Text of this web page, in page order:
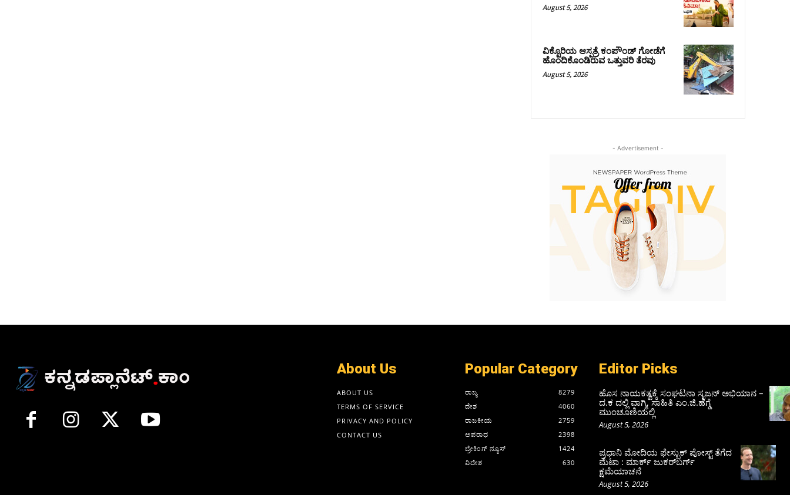
August 5, 2026
ವಿಕ್ಟೊರಿಯ ಆಸ್ಪತ್ರೆ ಕಂಪೌಂಡ್ ಗೋಡೆಗೆ
ಹೊಂದಿಕೊಂಡಿರುವ ಒತ್ತುವರಿ ತೆರವು
August 5, 2026
- Advertisement -
About Us
ABOUT US
TERMS OF SERVICE
PRIVACY AND POLICY
CONTACT US
Popular Category
ರಾಜ್ಯ
8279
ದೇಶ
4060
ರಾಜಕೀಯ
2759
ಅಪರಾಧ
2398
ಬ್ರೇಕಿಂಗ್ ನ್ಯೂಸ್
1424
ವಿದೇಶ
630
Editor Picks
ಹೊಸ ನಾಯಕತ್ವಕ್ಕೆ ಸಂಘಟನಾ ಸೃಜನ್ ಅಭಿಯಾನ –
ದ.ಕ ದಲ್ಲಿ ವಾಗ್ಮಿ, ಸಾಹಿತಿ ಎಂ.ಜಿ.ಹೆಗ್ಡೆ
ಮುಂಚೂಣಿಯಲ್ಲಿ
August 5, 2026
ಪ್ರಧಾನಿ ಮೋದಿಯ ಫೇಸ್ಬುಕ್‌ ಪೋಸ್ಟ್‌ ತೆಗೆದ
ಮೆಟಾ : ಮಾರ್ಕ್ ಜುಕರ್‌ಬರ್ಗ್
ಕ್ಷಮೆಯಾಚನೆ
August 5, 2026